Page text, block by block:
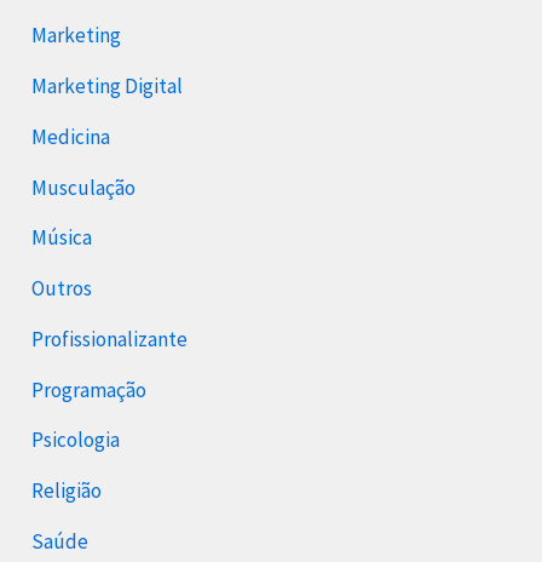
Marketing
Marketing Digital
Medicina
Musculação
Música
Outros
Profissionalizante
Programação
Psicologia
Religião
Saúde